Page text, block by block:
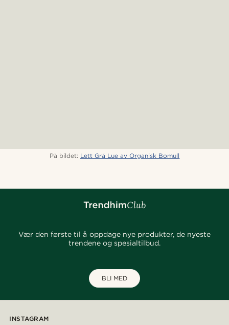
På bildet: Lett Grå Lue av Organisk Bomull
Vær den første til å oppdage nye produkter, de nyeste
trendene og spesialtilbud.
BLI MED
INSTAGRAM